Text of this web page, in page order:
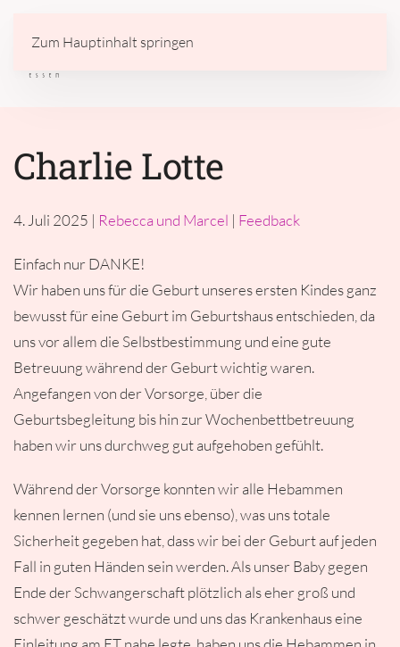
Zum Hauptinhalt springen
Charlie Lotte
4. Juli 2025 | Rebecca und Marcel | Feedback
Einfach nur DANKE!
Wir haben uns für die Geburt unseres ersten Kindes ganz
bewusst für eine Geburt im Geburtshaus entschieden, da
uns vor allem die Selbstbestimmung und eine gute
Betreuung während der Geburt wichtig waren.
Angefangen von der Vorsorge, über die
Geburtsbegleitung bis hin zur Wochenbettbetreuung
haben wir uns durchweg gut aufgehoben gefühlt.
Während der Vorsorge konnten wir alle Hebammen
kennen lernen (und sie uns ebenso), was uns totale
Sicherheit gegeben hat, dass wir bei der Geburt auf jeden
Fall in guten Händen sein werden. Als unser Baby gegen
Ende der Schwangerschaft plötzlich als eher groß und
schwer geschätzt wurde und uns das Krankenhaus eine